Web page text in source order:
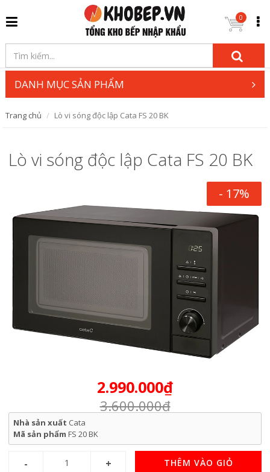
0
DANH MỤC SẢN PHẨM
Trang chủ Lò vi sóng độc lập Cata FS 20 BK
Lò vi sóng độc lập Cata FS 20 BK
- 17%
2.990.000₫
3.600.000₫
Nhà sản xuất Cata
Mã sản phẩm FS 20 BK
THÊM VÀO GIỎ